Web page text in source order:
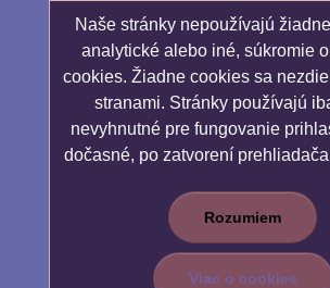
Naše stránky nepoužívajú
analytické alebo iné, súkromie
cookies. Žiadne cookies sa
stranami. Stránky používajú
nevyhnutné pre fungovanie
dočasné, po zatvorení
Rozumiem
Viac o cookies